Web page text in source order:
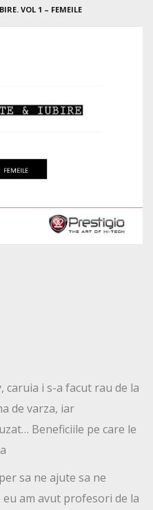
VOL 1 – FEMEILE
i s-a facut rau de la
de varza, iar
Beneficiile pe care le
sa ne ajute sa ne
am avut profesori de la